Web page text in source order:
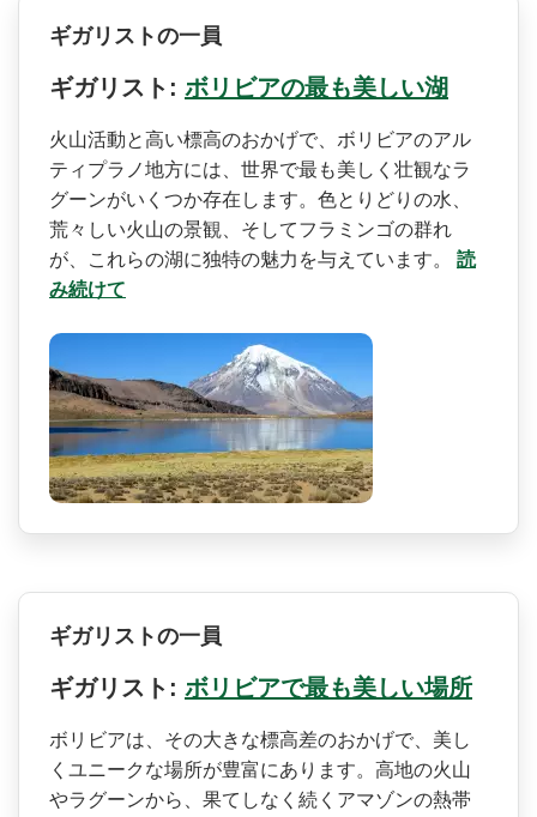
ギガリストの一員
ギガリスト: ボリビアの最も美しい湖
火山活動と高い標高のおかげ­で、ボリビアのアル
ティプラノ地方には、世界で最も­美しく壮観なラ
グーンがいくつか存在します。色とり­どりの水、
荒々しい火山の景観、そしてフラミンゴの­群れ
が、これらの湖に独特の魅力を与えています。 読
み続けて
ギガリストの一員
ギガリスト: ボリビアで最も美しい場所
ボリビアは、その大きな標高­差のおかげで、美し
くユニークな場所が豊富にありま­す。高地の火山
やラグーンから、果てしなく続くアマ­ゾンの熱帯